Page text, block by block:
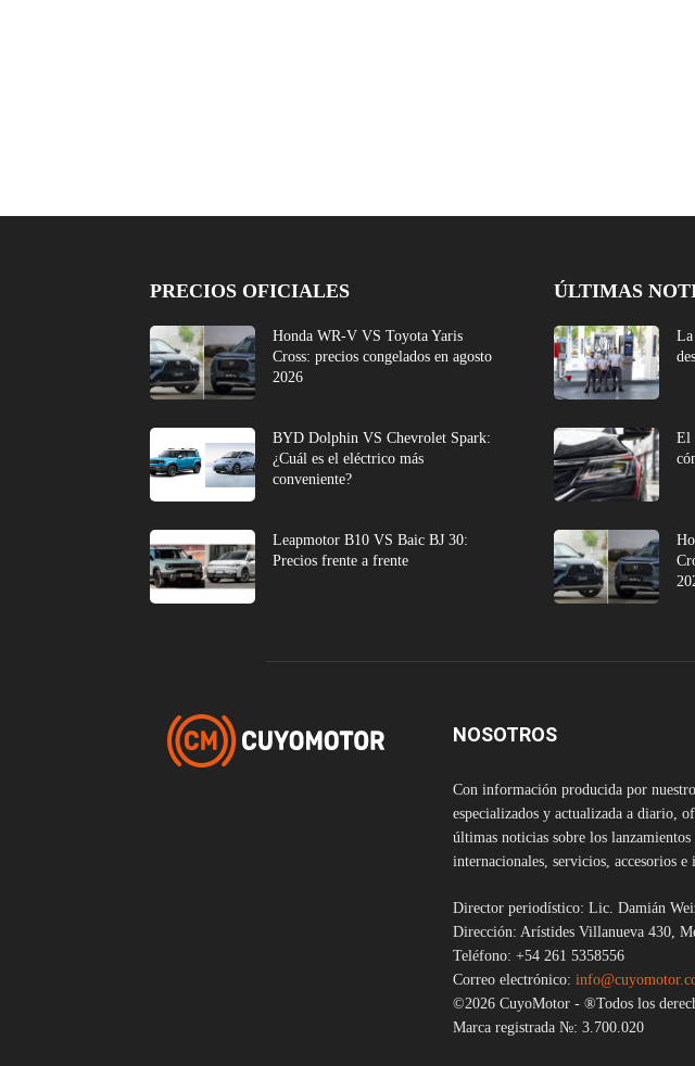
PRECIOS OFICIALES
Honda WR-V VS Toyota Yaris
Cross: precios congelados en agosto
2026
BYD Dolphin VS Chevrolet Spark:
¿Cuál es el eléctrico más
conveniente?
Leapmotor B10 VS Baic BJ 30:
Precios frente a frente
ÚLTIMAS
El
NOSOTROS
Con información producida por
especializados y actualizada a diario,
últimas noticias sobre los
internacionales, servicios, accesorios
Director periodístico: Lic. Damián
Dirección: Arístides Villanueva 430,
Teléfono: +54 261 5358556
Correo electrónico:
©2026 CuyoMotor - ®Todos los
Marca registrada №: 3.700.020